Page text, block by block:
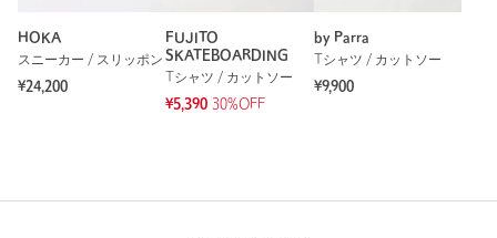
HOKA
スニーカー / スリッポン
¥24,200
FUJITO
SKATEBOARDING
Tシャツ / カットソー
¥5,390 30%OFF
by Parra
Tシャツ / カットソー
¥9,900